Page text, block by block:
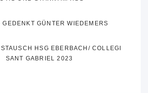
GEDENKT GÜNTER WIEDEMERS
HSG EBERBACH/ COLLEGI
SANT GABRIEL 2023